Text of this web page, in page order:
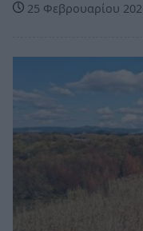
25 Φεβρουαρίου